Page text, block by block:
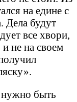
на едине с
Дела будут
все хвори,
не на своем
нужно быть